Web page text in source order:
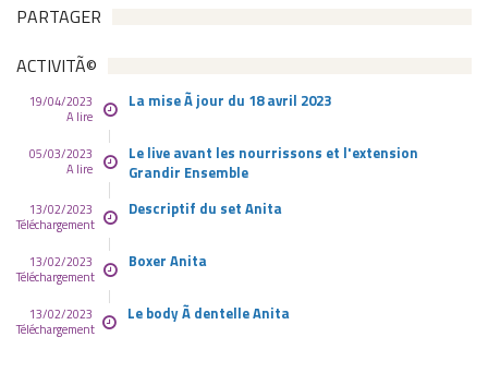
PARTAGER
ACTIVITÃ©
19/04/2023
A lire
La mise Ã jour du 18 avril 2023
05/03/2023
A lire
Le live avant les nourrissons et l'extension
Grandir Ensemble
13/02/2023
Téléchargement
Descriptif du set Anita
13/02/2023
Téléchargement
Boxer Anita
13/02/2023
Téléchargement
Le body Ã dentelle Anita